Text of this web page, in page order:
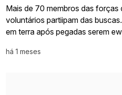
Mais de 70 membros das forças
voluntários partiipam das
em terra após pegadas serem
há 1 meses